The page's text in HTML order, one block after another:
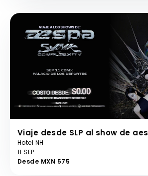
Viaje desde SLP al show de
Hotel NH
11 SEP
Desde MXN 575